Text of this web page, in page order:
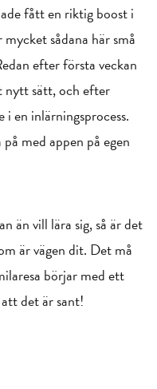
fått en riktig boost i
sådana här små
efter första veckan
nytt sätt, och efter
i en inlärningsprocess.
med appen på egen
än vill lära sig, så är det
är vägen dit. Det må
börjar med ett
det är sant!